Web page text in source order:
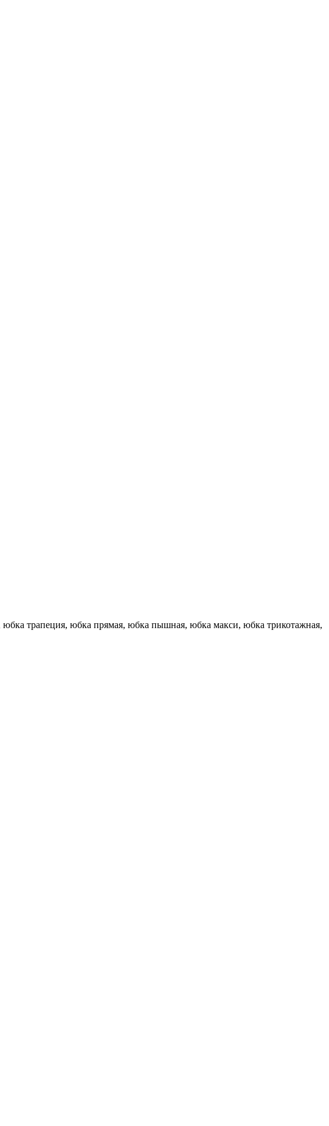
трапеция, юбка прямая, юбка пышная, юбка макси, юбка трикотажная,